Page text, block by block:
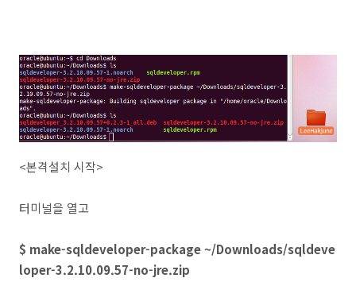
<본격설치 시작>
터미널을 열고
$ make-sqldeveloper-package ~/Downloads/sqldeve
loper-3.2.10.09.57-no-jre.zip